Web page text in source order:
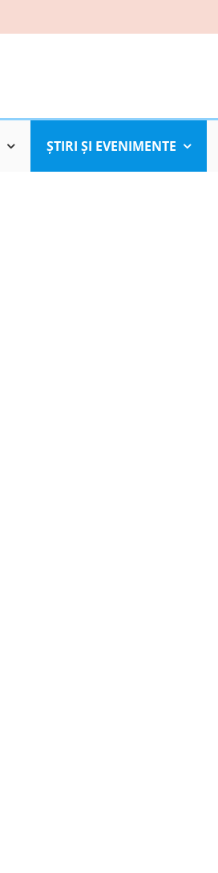
ŞTIRI ŞI EVENIMENTE